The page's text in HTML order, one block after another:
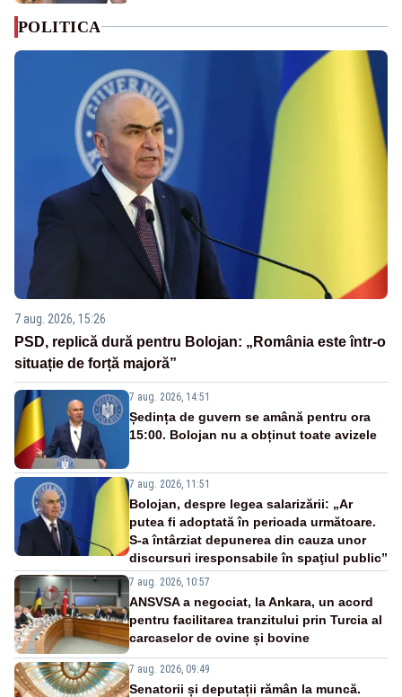
POLITICA
7 aug. 2026, 15:26
PSD, replică dură pentru Bolojan: „România este într-o
situație de forță majoră”
7 aug. 2026, 14:51
Ședința de guvern se amână pentru ora
15:00. Bolojan nu a obținut toate avizele
7 aug. 2026, 11:51
Bolojan, despre legea salarizării: „Ar
putea fi adoptată în perioada următoare.
S-a întârziat depunerea din cauza unor
discursuri iresponsabile în spaţiul public”
7 aug. 2026, 10:57
ANSVSA a negociat, la Ankara, un acord
pentru facilitarea tranzitului prin Turcia al
carcaselor de ovine și bovine
7 aug. 2026, 09:49
Senatorii și deputații rămân la muncă.